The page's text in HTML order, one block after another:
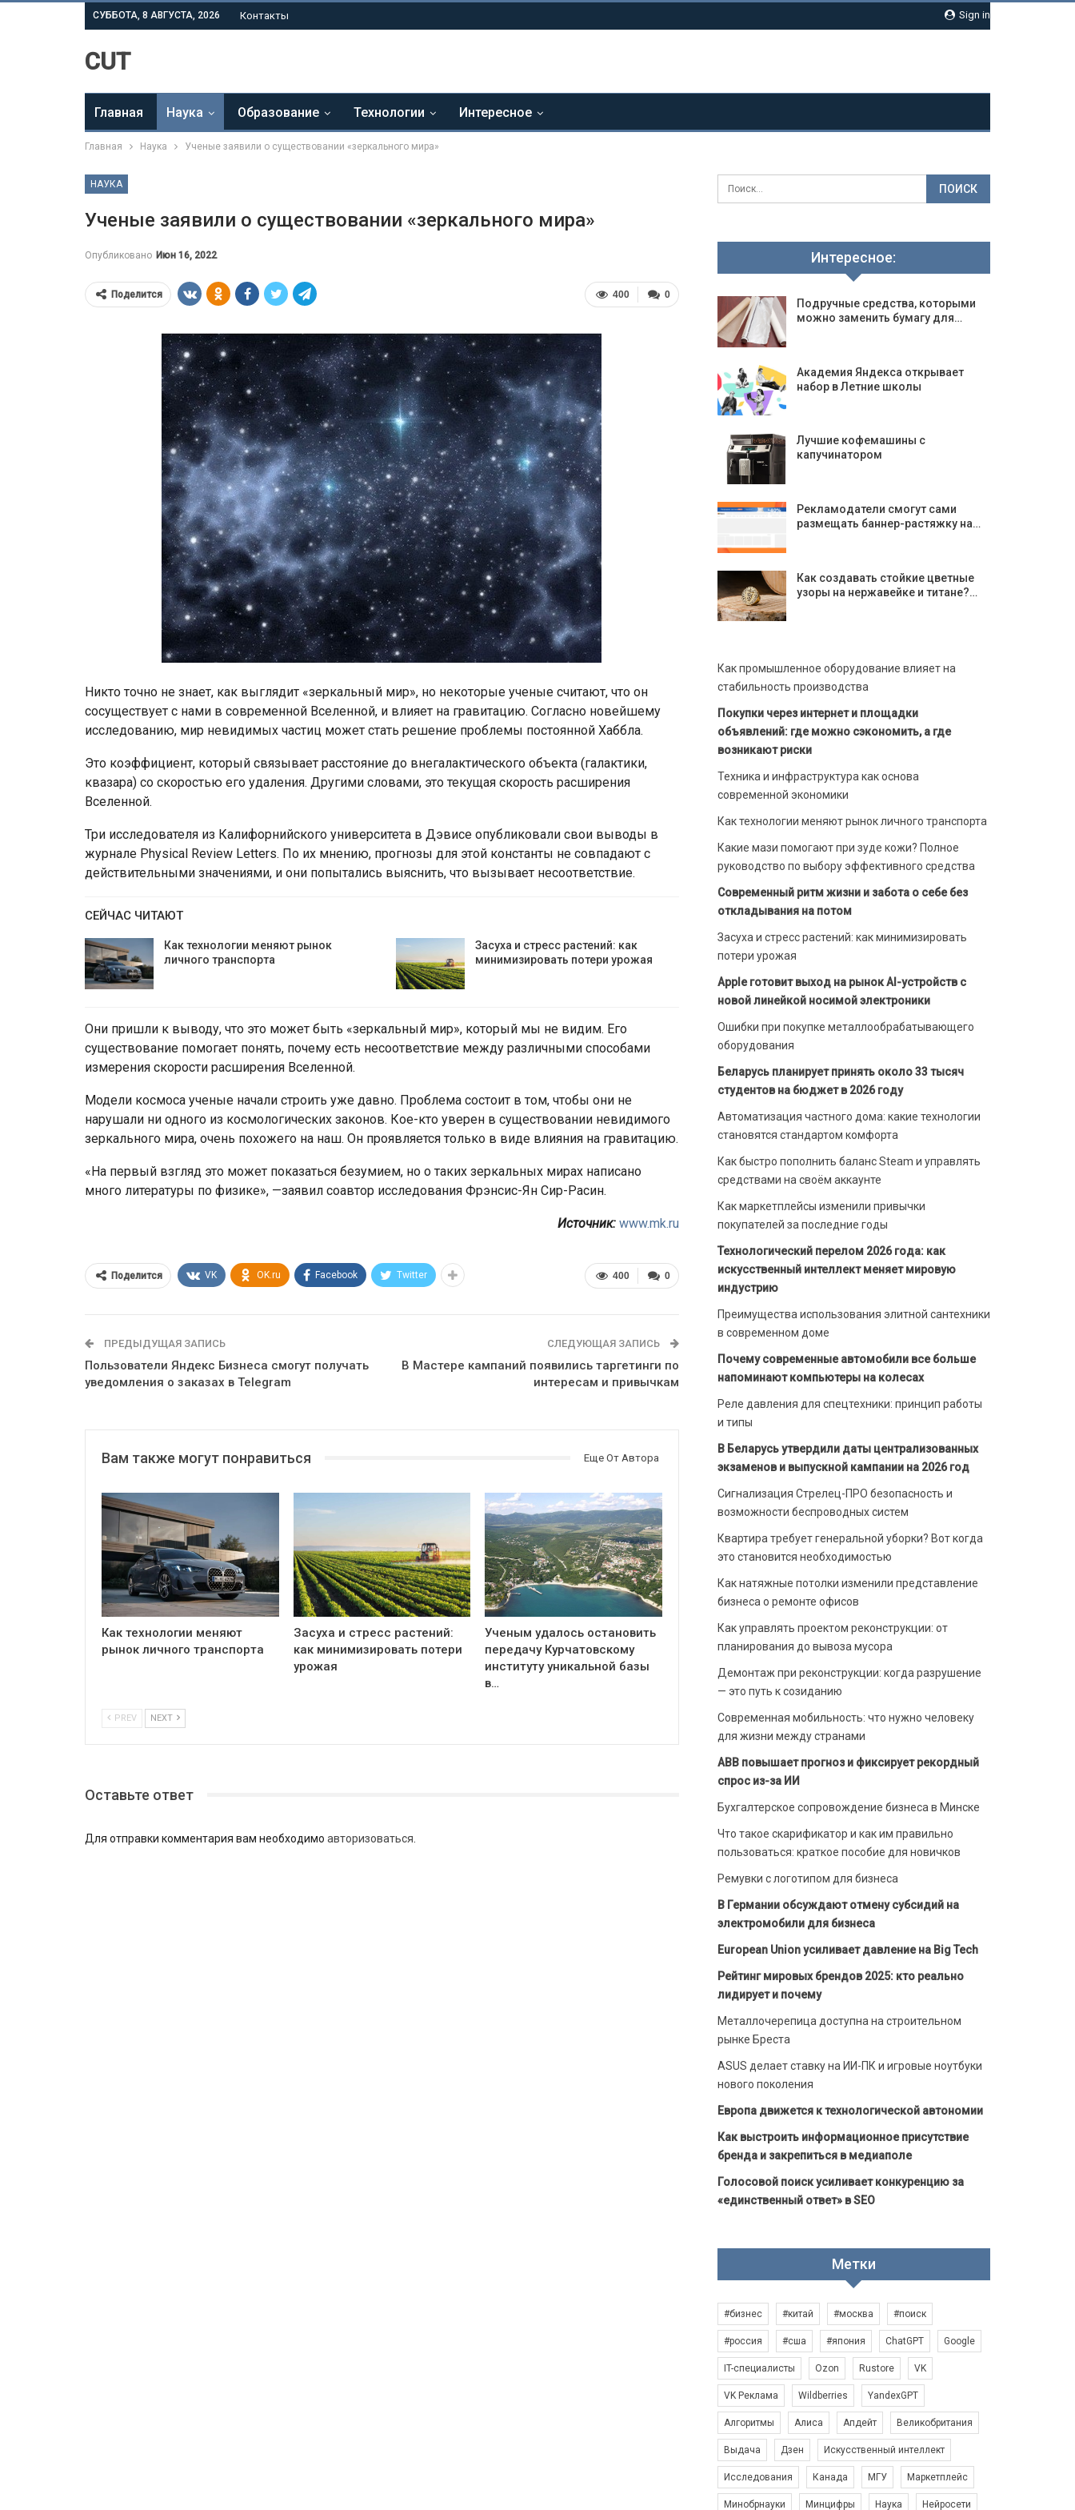
Sign in
СУББОТА, 8 АВГУСТА, 2026 Контакты
CUT
Главная Наука Образование Технологии Интересное
Главная Наука Ученые заявили о существовании «зеркального мира»
НАУКА
Ученые заявили о существовании «зеркального мира»
Опубликовано Июн 16, 2022
0
400
Поделится
Никто точно не знает, как выглядит «зеркальный мир», но некоторые ученые считают, что он
сосуществует с нами в современной Вселенной, и влияет на гравитацию. Согласно новейшему
исследованию, мир невидимых частиц может стать решение проблемы постоянной Хаббла.
Это коэффициент, который связывает расстояние до внегалактического объекта (галактики,
квазара) со скоростью его удаления. Другими словами, это текущая скорость расширения
Вселенной.
Три исследователя из Калифорнийского университета в Дэвисе опубликовали свои выводы в
журнале Physical Review Letters. По их мнению, прогнозы для этой константы не совпадают с
действительными значениями, и они попытались выяснить, что вызывает несоответствие.
СЕЙЧАС ЧИТАЮТ
Как технологии меняют рынок
личного транспорта
Засуха и стресс растений: как
минимизировать потери урожая
Они пришли к выводу, что это может быть «зеркальный мир», который мы не видим. Его
существование помогает понять, почему есть несоответствие между различными способами
измерения скорости расширения Вселенной.
Модели космоса ученые начали строить уже давно. Проблема состоит в том, чтобы они не
нарушали ни одного из космологических законов. Кое-кто уверен в существовании невидимого
зеркального мира, очень похожего на наш. Он проявляется только в виде влияния на гравитацию.
«На первый взгляд это может показаться безумием, но о таких зеркальных мирах написано
много литературы по физике», —заявил соавтор исследования Фрэнсис-Ян Сир-Расин.
Источник: www.mk.ru
0
400
Поделится VK OK.ru Facebook Twitter
ПРЕДЫДУЩАЯ ЗАПИСЬ
Пользователи Яндекс Бизнеса смогут получать
уведомления о заказах в Telegram
СЛЕДУЮЩАЯ ЗАПИСЬ
В Мастере кампаний появились таргетинги по
интересам и привычкам
Вам также могут понравиться Еще От Автора
Как технологии меняют
рынок личного транспорта
Засуха и стресс растений:
как минимизировать потери
урожая
Ученым удалось остановить
передачу Курчатовскому
институту уникальной базы
в…
PREV NEXT
Оставьте ответ
Для отправки комментария вам необходимо авторизоваться
Интересное:
Подручные средства, которыми
можно заменить бумагу для…
Академия Яндекса открывает
набор в Летние школы
Лучшие кофемашины с
капучинатором
Рекламодатели смогут сами
размещать баннер-растяжку на…
Как создавать стойкие цветные
узоры на нержавейке и титане?…
Как промышленное оборудование влияет на
стабильность производства
Покупки через интернет и площадки
объявлений: где можно сэкономить, а где
возникают риски
Техника и инфраструктура как основа
современной экономики
Как технологии меняют рынок личного транспорта
Какие мази помогают при зуде кожи? Полное
руководство по выбору эффективного средства
Современный ритм жизни и забота о себе без
откладывания на потом
Засуха и стресс растений: как минимизировать
потери урожая
Apple готовит выход на рынок AI-устройств с
новой линейкой носимой электроники
Ошибки при покупке металлообрабатывающего
оборудования
Беларусь планирует принять около 33 тысяч
студентов на бюджет в 2026 году
Автоматизация частного дома: какие технологии
становятся стандартом комфорта
Как быстро пополнить баланс Steam и управлять
средствами на своём аккаунте
Как маркетплейсы изменили привычки
покупателей за последние годы
Технологический перелом 2026 года: как
искусственный интеллект меняет мировую
индустрию
Преимущества использования элитной сантехники
в современном доме
Почему современные автомобили все больше
напоминают компьютеры на колесах
Реле давления для спецтехники: принцип работы
и типы
В Беларусь утвердили даты централизованных
экзаменов и выпускной кампании на 2026 год
Сигнализация Стрелец-ПРО безопасность и
возможности беспроводных систем
Квартира требует генеральной уборки? Вот когда
это становится необходимостью
Как натяжные потолки изменили представление
бизнеса о ремонте офисов
Как управлять проектом реконструкции: от
планирования до вывоза мусора
Демонтаж при реконструкции: когда разрушение
— это путь к созиданию
Современная мобильность: что нужно человеку
для жизни между странами
ABB повышает прогноз и фиксирует рекордный
спрос из-за ИИ
Бухгалтерское сопровождение бизнеса в Минске
Что такое скарификатор и как им правильно
пользоваться: краткое пособие для новичков
Ремувки с логотипом для бизнеса
В Германии обсуждают отмену субсидий на
электромобили для бизнеса
European Union усиливает давление на Big Tech
Рейтинг мировых брендов 2025: кто реально
лидирует и почему
Металлочерепица доступна на строительном
рынке Бреста
ASUS делает ставку на ИИ-ПК и игровые ноутбуки
нового поколения
Европа движется к технологической автономии
Как выстроить информационное присутствие
бренда и закрепиться в медиаполе
Голосовой поиск усиливает конкуренцию за
«единственный ответ» в SEO
Метки
#бизнес #китай #москва #поиск
#россия #сша #япония ChatGPT Google
IT-специалисты Ozon Rustore VK
VK Реклама Wildberries YandexGPT
Алгоритмы Алиса Апдейт Великобритания
Выдача Дзен Искусственный интеллект
Исследования Канада МГУ Маркетплейс
Минобрнауки Минцифры Наука Нейросети